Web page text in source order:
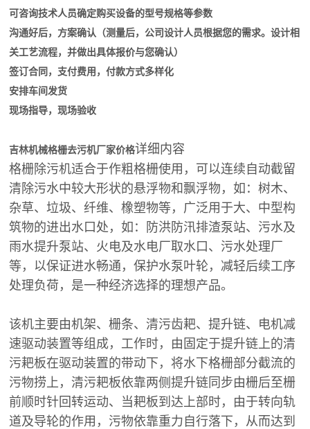
可咨询技术人员确定购买设备的型号规格等参数
沟通好后，方案确认（测量后，公司设计人员根据您的需求。设计相
关工艺流程，并做出具体报价与您确认）
签订合同，支付费用，付款方式多样化
安排车间发货
现场指导，现场验收
吉林机械格栅去污机厂家价格详细内容
格栅除污机适合于作粗格栅使用，可以连续自动截留
清除污水中较大形状的悬浮物和飘浮物，如：树木、
杂草、垃圾、纤维、橡塑物等，广泛用于大、中型构
筑物的进出水口处，如：防洪防汛排渣泵站、污水及
雨水提升泵站、火电及水电厂取水口、污水处理厂
等，以保证进水畅通，保护水泵叶轮，减轻后续工序
处理负荷，是一种经济选择的理想产品。
该机主要由机架、栅条、清污齿耙、提升链、电机减
速驱动装置等组成，工作时，由固定于提升链上的清
污耙板在驱动装置的带动下，将水下格栅部分截流的
污物捞上，清污耙板依靠两侧提升链同步由栅后至栅
前顺时针回转运动、当耙板到达上部时，由于转向轨
道及导轮的作用，污物依靠重力自行落下，从而达到